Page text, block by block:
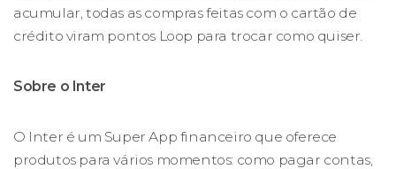
acumular, todas as compras feitas com o cartão de
crédito viram pontos Loop para trocar como quiser.
Sobre o Inter
O Inter é um Super App financeiro que oferece
produtos para vários momentos: como pagar contas,